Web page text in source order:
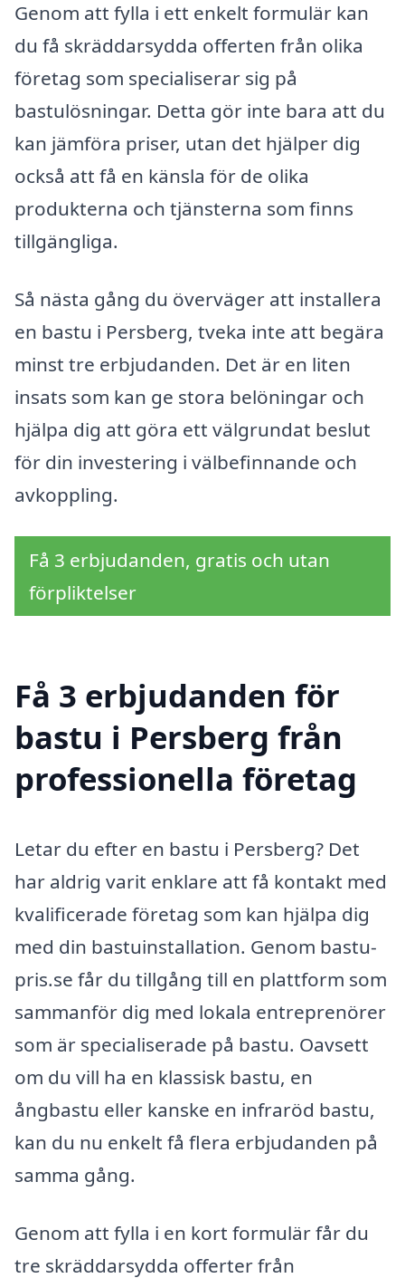
Genom att fylla i ett enkelt formulär kan
du få skräddarsydda offerten från olika
företag som specialiserar sig på
bastulösningar. Detta gör inte bara att du
kan jämföra priser, utan det hjälper dig
också att få en känsla för de olika
produkterna och tjänsterna som finns
tillgängliga.
Så nästa gång du överväger att installera
en bastu i Persberg, tveka inte att begära
minst tre erbjudanden. Det är en liten
insats som kan ge stora belöningar och
hjälpa dig att göra ett välgrundat beslut
för din investering i välbefinnande och
avkoppling.
Få 3 erbjudanden, gratis och utan
förpliktelser
Få 3 erbjudanden för
bastu i Persberg från
professionella företag
Letar du efter en bastu i Persberg? Det
har aldrig varit enklare att få kontakt med
kvalificerade företag som kan hjälpa dig
med din bastuinstallation. Genom bastu-
pris.se får du tillgång till en plattform som
sammanför dig med lokala entreprenörer
som är specialiserade på bastu. Oavsett
om du vill ha en klassisk bastu, en
ångbastu eller kanske en infraröd bastu,
kan du nu enkelt få flera erbjudanden på
samma gång.
Genom att fylla i en kort formulär får du
tre skräddarsydda offerter från